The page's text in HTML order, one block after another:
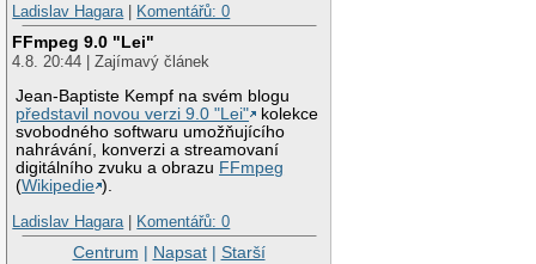
Ladislav Hagara | Komentářů: 0
FFmpeg 9.0 "Lei"
4.8. 20:44 | Zajímavý článek
Jean-Baptiste Kempf na svém blogu
představil novou verzi 9.0 "Lei"
kolekce
svobodného softwaru umožňujícího
nahrávání, konverzi a streamovaní
digitálního zvuku a obrazu FFmpeg
(Wikipedie ).
Ladislav Hagara | Komentářů: 0
Centrum | Napsat| Starší